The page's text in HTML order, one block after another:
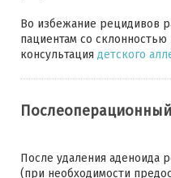
Во избежание рецидивов
пациентам со
консультация детского
После удаления аденоида
(при необходимости